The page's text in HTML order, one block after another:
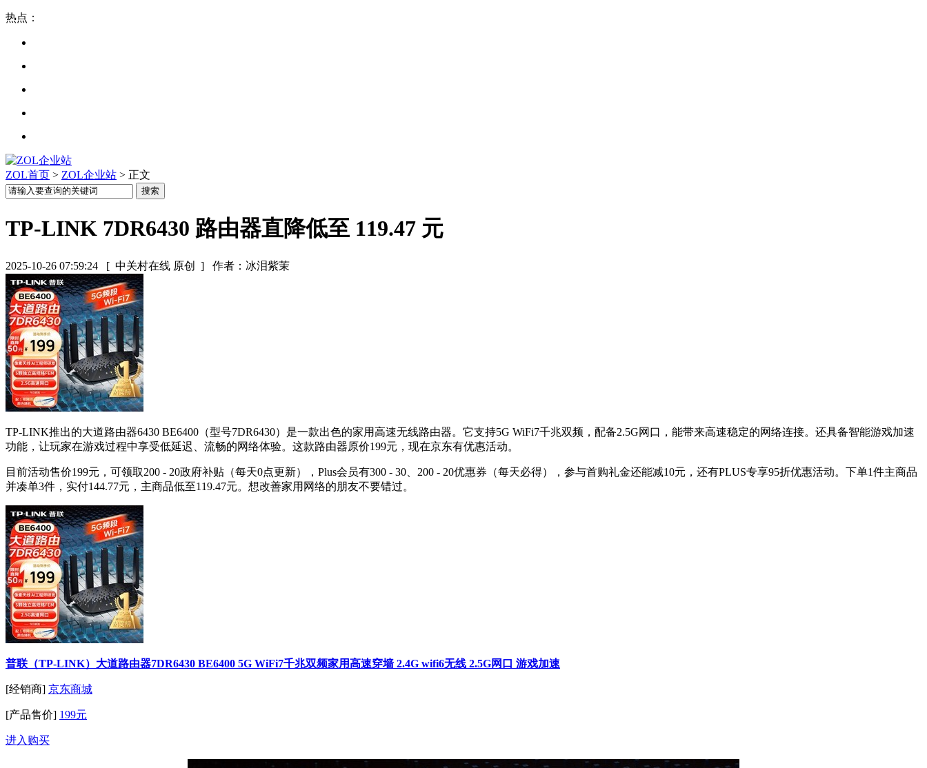
热点：
ZOL首页 > ZOL企业站 > 正文
TP-LINK 7DR6430 路由器直降低至 119.47 元
2025-10-26 07:59:24 [ 中关村在线 原创 ] 作者：冰泪紫茉
TP-LINK推出的大道路由器6430 BE6400（型号7DR6430）是一款出色的家用高速无线路由器。它支持5G WiFi7千兆双频，配备2.5G网口，能带来高速稳定的网络连接。还具备智能游戏加速
功能，让玩家在游戏过程中享受低延迟、流畅的网络体验。这款路由器原价199元，现在京东有优惠活动。
目前活动售价199元，可领取200 - 20政府补贴（每天0点更新），Plus会员有300 - 30、200 - 20优惠券（每天必得），参与首购礼金还能减10元，还有PLUS专享95折优惠活动。下单1件主商品
并凑单3件，实付144.77元，主商品低至119.47元。想改善家用网络的朋友不要错过。
普联（TP-LINK）大道路由器7DR6430 BE6400 5G WiFi7千兆双频家用高速穿墙 2.4G wifi6无线 2.5G网口 游戏加速
[经销商] 京东商城
[产品售价] 199元
进入购买